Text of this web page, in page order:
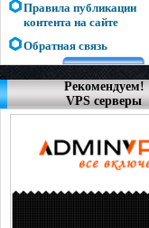
Правила публикации
контента на сайте
Обратная связь
Рекомендуем!
VPS серверы